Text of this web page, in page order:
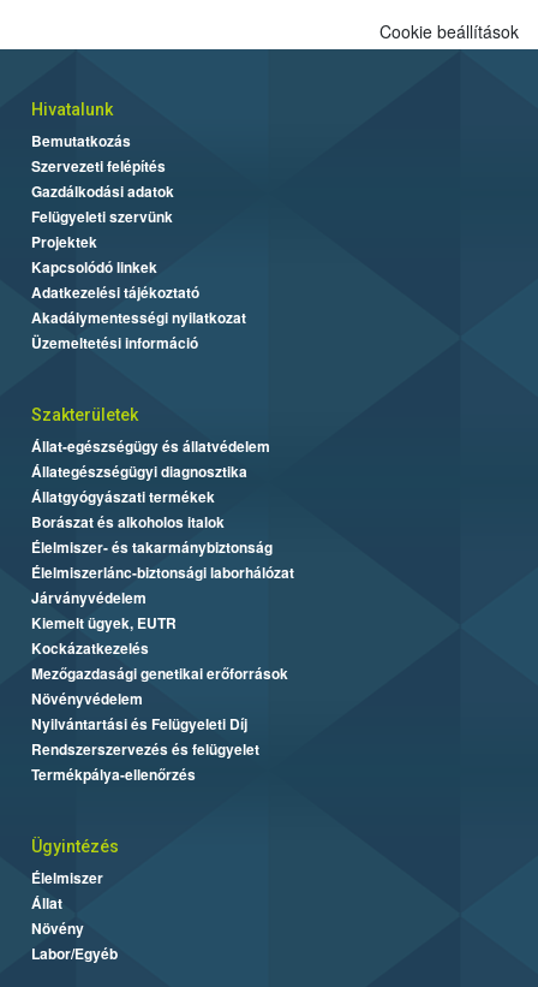
Cookie beállítások
Hivatalunk
Bemutatkozás
Szervezeti felépítés
Gazdálkodási adatok
Felügyeleti szervünk
Projektek
Kapcsolódó linkek
Adatkezelési tájékoztató
Akadálymentességi nyilatkozat
Üzemeltetési információ
Szakterületek
Állat-egészségügy és állatvédelem
Állategészségügyi diagnosztika
Állatgyógyászati termékek
Borászat és alkoholos italok
Élelmiszer- és takarmánybiztonság
Élelmiszerlánc-biztonsági laborhálózat
Járványvédelem
Kiemelt ügyek, EUTR
Kockázatkezelés
Mezőgazdasági genetikai erőforrások
Növényvédelem
Nyilvántartási és Felügyeleti Díj
Rendszerszervezés és felügyelet
Termékpálya-ellenőrzés
Ügyintézés
Élelmiszer
Állat
Növény
Labor/Egyéb